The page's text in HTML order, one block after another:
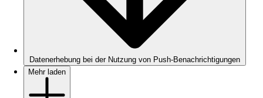
Datenerhebung bei der Nutzung von Push-Benachrichtigungen
Mehr laden